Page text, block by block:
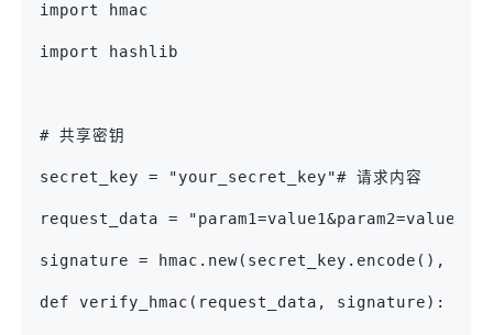
import hmac
import hashlib
# 共享密钥
secret_key = "your_secret_key"# 请求内容
request_data = "param1=value1&param2=value2"#
signature = hmac.new(secret_key.encode(),
def verify_hmac(request_data, signature):